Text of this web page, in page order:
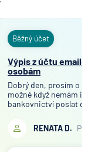
Běžný účet
Výpis z účtu
osobám
Dobrý den, prosím o
možné když nemám
bankovnictví poslat
společnosti, které
účelem ověření
RENATA D.